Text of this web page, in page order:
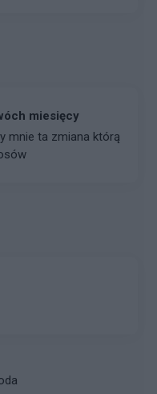
miesięcy
mnie ta zmiana którą